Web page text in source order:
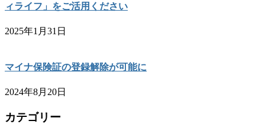
ィライフ」をご活用ください
2025年1月31日
マイナ保険証の登録解除が可能に
2024年8月20日
カテゴリー